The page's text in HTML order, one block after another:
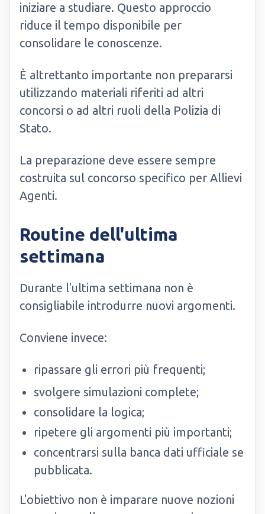
iniziare a studiare. Questo approccio
riduce il tempo disponibile per
consolidare le conoscenze.
È altrettanto importante non prepararsi
utilizzando materiali riferiti ad altri
concorsi o ad altri ruoli della Polizia di
Stato.
La preparazione deve essere sempre
costruita sul concorso specifico per Allievi
Agenti.
Routine dell'ultima
settimana
Durante l'ultima settimana non è
consigliabile introdurre nuovi argomenti.
Conviene invece:
ripassare gli errori più frequenti;
svolgere simulazioni complete;
consolidare la logica;
ripetere gli argomenti più importanti;
concentrarsi sulla banca dati ufficiale se
pubblicata.
L'obiettivo non è imparare nuove nozioni